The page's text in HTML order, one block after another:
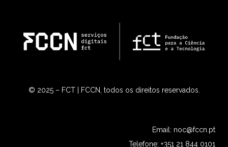
© 2025 – FCT | FCCN, todos os direitos reservados.
Email: noc@fccn.pt
Telefone: +351 21 844 0101